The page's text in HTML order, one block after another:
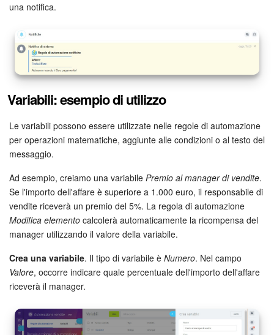
una notifica.
Variabili: esempio di utilizzo
Le variabili possono essere utilizzate nelle regole di automazione
per operazioni matematiche, aggiunte alle condizioni o al testo del
messaggio.
Ad esempio, creiamo una variabile Premio al manager di vendite.
Se l'importo dell'affare è superiore a 1.000 euro, il responsabile di
vendite riceverà un premio del 5%. La regola di automazione
Modifica elemento calcolerà automaticamente la ricompensa del
manager utilizzando il valore della variabile.
Crea una variabile. Il tipo di variabile è Numero. Nel campo
Valore, occorre indicare quale percentuale dell'importo dell'affare
riceverà il manager.